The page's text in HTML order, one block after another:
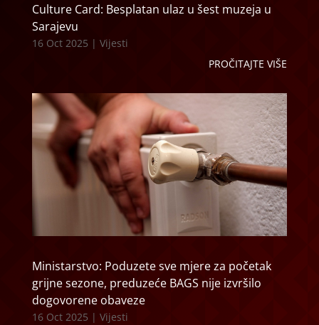
Culture Card: Besplatan ulaz u šest muzeja u
Sarajevu
16 Oct 2025 | Vijesti
PROČITAJTE VIŠE
Ministarstvo: Poduzete sve mjere za početak
grijne sezone, preduzeće BAGS nije izvršilo
dogovorene obaveze
16 Oct 2025 | Vijesti